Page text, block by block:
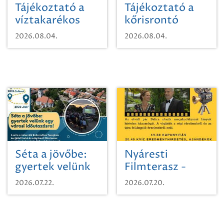
Tájékoztató a
víztakarékos
vízhasználatról
2026.08.04.
Tájékoztató a
kőrisrontó
karcsúdíszbogárról
2026.08.04.
Séta a jövőbe:
gyertek velünk
egy városi
időutazásra!
2026.07.22.
Nyáresti
Filmterasz -
Beugró a
Paradicsomba
2026.07.20.